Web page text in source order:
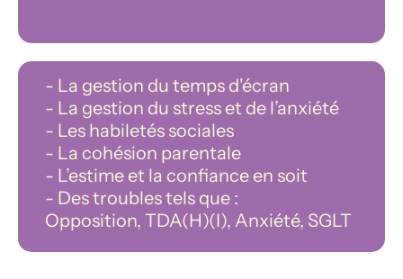
- La gestion du temps d'écran
- La gestion du stress et de l’anxiété
- Les habiletés sociales
- La cohésion parentale
- L’estime et la confiance en soit
- Des troubles tels que :
Opposition, TDA(H)(I), Anxiété, SGLT